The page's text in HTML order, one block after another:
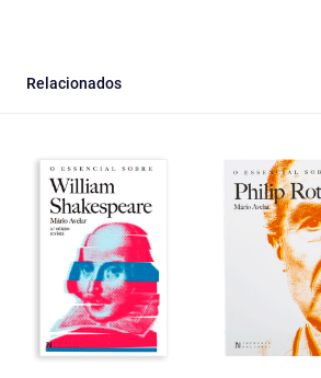
Relacionados